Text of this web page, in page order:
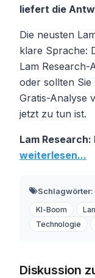
liefert die
Die neusten
klare Sprache:
Lam Research-
oder sollten
Gratis-Analyse
jetzt zu tun ist.
Lam
weiterlesen...
Schlagwörter:
KI-Boom
Technologie
Diskussion